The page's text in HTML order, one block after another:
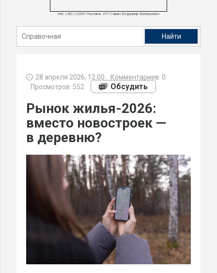
erid: LdtCJzDWt Реклама. ИП Савин Владимир Валерьевич
28 апреля 2026, 12:00 Комментариев: 0
Просмотров: 552
Обсудить
Рынок жилья-2026:
вместо новостроек —
в деревню?